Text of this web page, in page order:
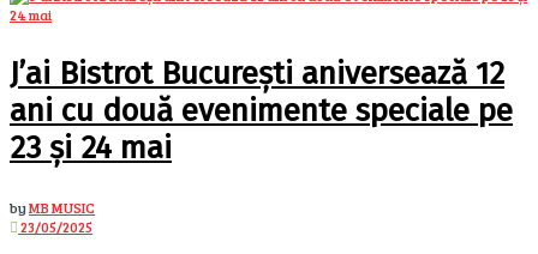
J’ai Bistrot București aniversează 12
ani cu două evenimente speciale pe
23 și 24 mai
byMB MUSIC
23/05/2025